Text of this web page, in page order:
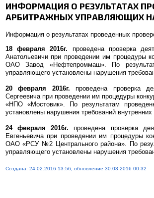
ИНФОРМАЦИЯ О РЕЗУЛЬТАТАХ
АРБИТРАЖНЫХ УПРАВЛЯЮЩИХ
Информация о результатах проведенных
18 февраля 2016г. проведена проверка
Анатольевичи при проведении им процедуры
ОАО Завод «Нефтепроммаш». По
управляющего установлены нарушения
20 февраля 2016г. проведена проверка
Сергеевича при проведении им процедуры
«НПО «Мостовик». По результатам
установлены нарушения требований
24 февраля 2016г.проведена проверка
Евгеньевича при проведении им процедуры
ОАО «РСУ №2 Центрального района». По
управляющего установлены нарушения
Создана: 24.02.2016 13:56, обновление 30.03.2016 00:32